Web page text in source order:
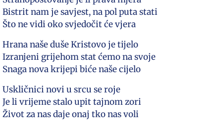
Bistrit nam je savjest, na pol puta stati
Što ne vidi oko svjedočit će vjera
Hrana naše duše Kristovo je tijelo
Izranjeni grijehom stat ćemo na svoje
Snaga nova krijepi biće naše cijelo
Uskličnici novi u srcu se roje
Je li vrijeme stalo upit tajnom zori
Život za nas daje onaj tko nas voli